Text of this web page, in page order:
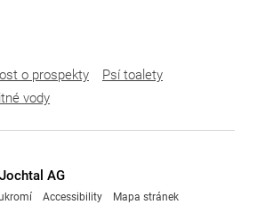
o prospekty
Psí toalety
vody
AG
Accessibility Mapa stránek